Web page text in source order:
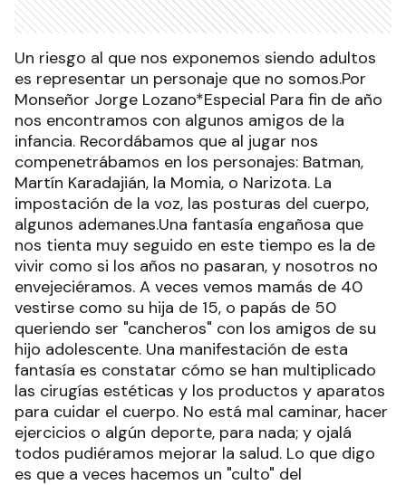
Un riesgo al que nos exponemos siendo adultos
es representar un personaje que no somos.Por
Monseñor Jorge Lozano*Especial Para fin de año
nos encontramos con algunos amigos de la
infancia. Recordábamos que al jugar nos
compenetrábamos en los personajes: Batman,
Martín Karadajián, la Momia, o Narizota. La
impostación de la voz, las posturas del cuerpo,
algunos ademanes.Una fantasía engañosa que
nos tienta muy seguido en este tiempo es la de
vivir como si los años no pasaran, y nosotros no
envejeciéramos. A veces vemos mamás de 40
vestirse como su hija de 15, o papás de 50
queriendo ser "cancheros" con los amigos de su
hijo adolescente. Una manifestación de esta
fantasía es constatar cómo se han multiplicado
las cirugías estéticas y los productos y aparatos
para cuidar el cuerpo. No está mal caminar, hacer
ejercicios o algún deporte, para nada; y ojalá
todos pudiéramos mejorar la salud. Lo que digo
es que a veces hacemos un "culto" del